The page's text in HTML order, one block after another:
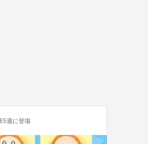
5週に登場